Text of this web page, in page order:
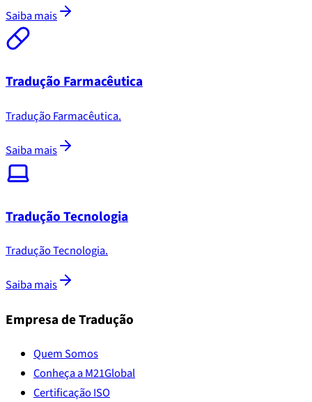
Saiba mais
Tradução Farmacêutica
Tradução Farmacêutica.
Saiba mais
Tradução Tecnologia
Tradução Tecnologia.
Saiba mais
Empresa de Tradução
Quem Somos
Conheça a M21Global
Certificação ISO